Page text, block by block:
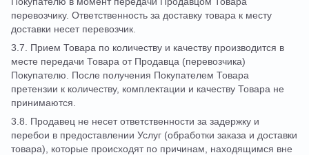
перевозчику. Ответственность за доставку товара к месту
доставки несет перевозчик.
3.7. Прием Товара по количеству и качеству производится в
месте передачи Товара от Продавца (перевозчика)
Покупателю. После получения Покупателем Товара
претензии к количеству, комплектации и качеству Товара не
принимаются.
3.8. Продавец не несет ответственности за задержку и
перебои в предоставлении Услуг (обработки заказа и доставки
товара), которые происходят по причинам, находящимся вне